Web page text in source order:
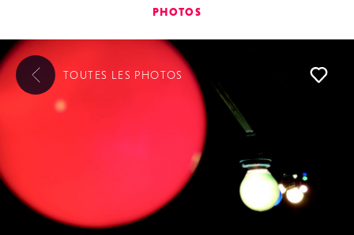
PHOTOS
TOUTES LES PHOTOS